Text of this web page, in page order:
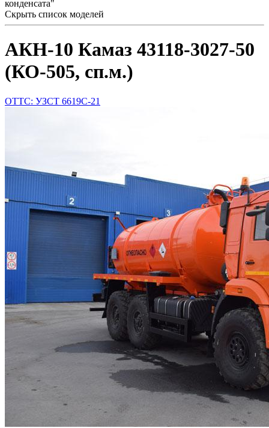
конденсата"
Скрыть список моделей
АКН-10 Камаз 43118-3027-50
(КО-505, сп.м.)
ОТТС: УЗСТ 6619С-21